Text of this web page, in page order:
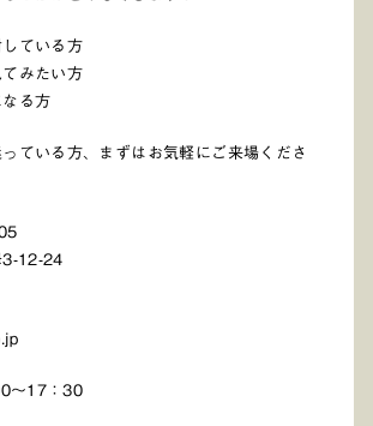
している方
てみたい方
なる方
ている方、まずはお気軽にご来場くださ
3-12-24
～17：30